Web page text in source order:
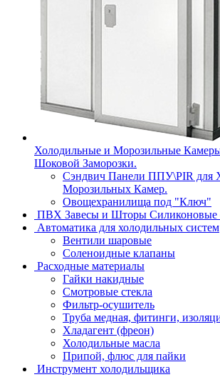
Холодильные и Морозильные
Шоковой Заморозки.
Сэндвич Панели ППУ\PIR для
Морозильных Камер.
Овощехранилища под "Ключ"
ПВХ Завесы и Шторы Силиконовые
Автоматика для холодильных систем
Вентили шаровые
Соленоидные клапаны
Расходные материалы
Гайки накидные
Смотровые стекла
Фильтр-осушитель
Труба медная, фитинги,
Хладагент (фреон)
Холодильные масла
Припой, флюс для пайки
Инструмент холодильщика